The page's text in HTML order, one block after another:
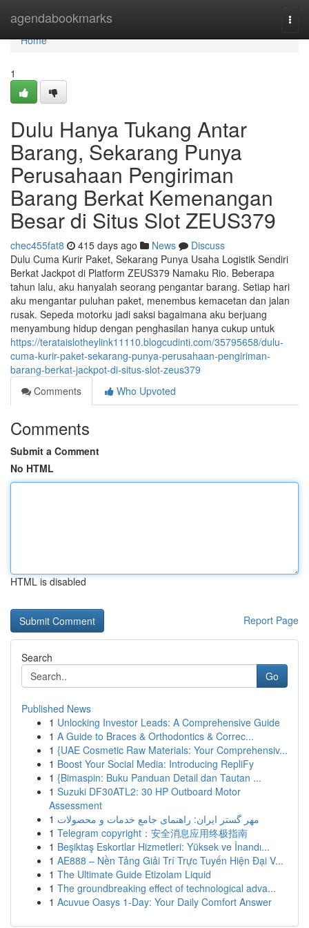
agendabookmarks
Home
Home
1
Dulu Hanya Tukang Antar
Barang, Sekarang Punya
Perusahaan Pengiriman
Barang Berkat Kemenangan
Besar di Situs Slot ZEUS379
chec455fat8 415 days ago News
Discuss
Dulu Cuma Kurir Paket, Sekarang Punya Usaha Logistik Sendiri
Berkat Jackpot di Platform ZEUS379 Namaku Rio. Beberapa
tahun lalu, aku hanyalah seorang pengantar barang. Setiap hari
aku mengantar puluhan paket, menembus kemacetan dan jalan
rusak. Sepeda motorku jadi saksi bagaimana aku berjuang
menyambung hidup dengan penghasilan hanya cukup untuk
https://terataislotheylink11110.blogcudinti.com/35795658/dulu-
cuma-kurir-paket-sekarang-punya-perusahaan-pengiriman-
barang-berkat-jackpot-di-situs-slot-zeus379
Comments
Who Upvoted
Comments
Submit a Comment
No HTML
HTML is disabled
Report Page
Search
Go
Published News
1 Unlocking Investor Leads: A Comprehensive Guide
1 A Guide to Braces & Orthodontics & Correc...
1 {UAE Cosmetic Raw Materials: Your Comprehensiv...
1 Boost Your Social Media: Introducing RepliFy
1 {Bimaspin: Buku Panduan Detail dan Tautan ...
1 Suzuki DF30ATL2: 30 HP Outboard Motor
Assessment
1 مهر گستر ایران: راهنمای جامع خدمات و محصولات
1 Telegram copyright：安全消息应用终极指南
1 Beşiktaş Eskortlar Hizmetleri: Yüksek ve İnandı...
1 AE888 – Nền Tảng Giải Trí Trực Tuyến Hiện Đại V...
1 The Ultimate Guide Etizolam Liquid
1 The groundbreaking effect of technological adva...
1 Acuvue Oasys 1-Day: Your Daily Comfort Answer